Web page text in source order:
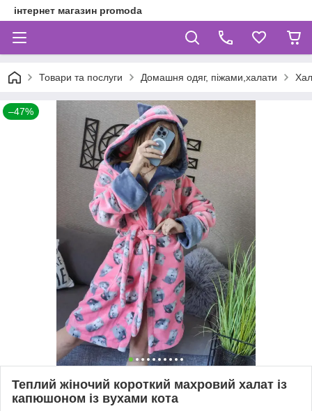
інтернет магазин promoda
Товари та послуги Домашня одяг, піжами,халати
–47%
Теплий жіночий короткий махровий халат із
капюшоном із вухами кота